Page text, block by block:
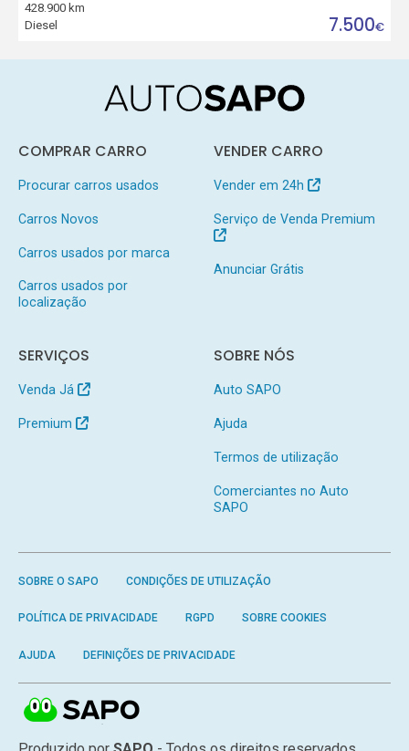
428.900 km
Diesel
7.500€
COMPRAR CARRO
Procurar carros usados
Carros Novos
Carros usados por marca
Carros usados por
localização
VENDER CARRO
Vender em 24h
Serviço de Venda Premium
Anunciar Grátis
SERVIÇOS
Venda Já
Premium
SOBRE NÓS
Auto SAPO
Ajuda
Termos de utilização
Comerciantes no Auto
SAPO
SOBRE O SAPO CONDIÇÕES DE UTILIZAÇÃO
POLÍTICA DE PRIVACIDADE RGPD SOBRE COOKIES
AJUDA DEFINIÇÕES DE PRIVACIDADE